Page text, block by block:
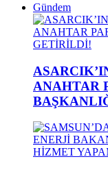
Gündem
ANAHTAR